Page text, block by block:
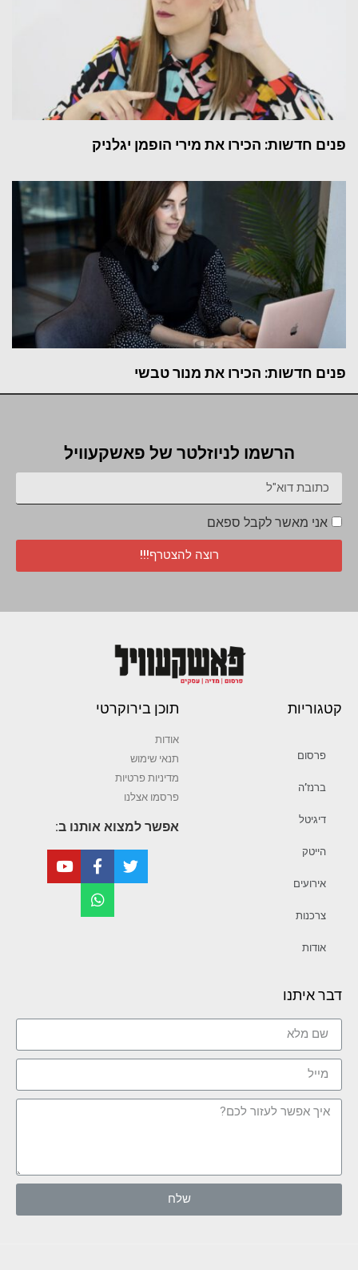
פנים חדשות: הכירו את מירי הופמן יגלניק
פנים חדשות: הכירו את מנור טבשי
הרשמו לניוזלטר של פאשקעוויל
אני מאשר לקבל ספאם
רוצה להצטרף!!!
קטגוריות
פרסום
ברנז’ה
דיגיטל
הייטק
אירועים
צרכנות
אודות
תוכן בירוקרטי
אודות
תנאי שימוש
מדיניות פרטיות
פרסמו אצלנו
אפשר למצוא אותנו ב:
דבר איתנו
שלח